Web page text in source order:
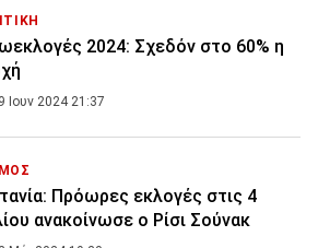
2024: Σχεδόν στο 60% η
Ιουν 2024 21:37
Πρόωρες εκλογές στις 4
ανακοίνωσε ο Ρίσι Σούνακ